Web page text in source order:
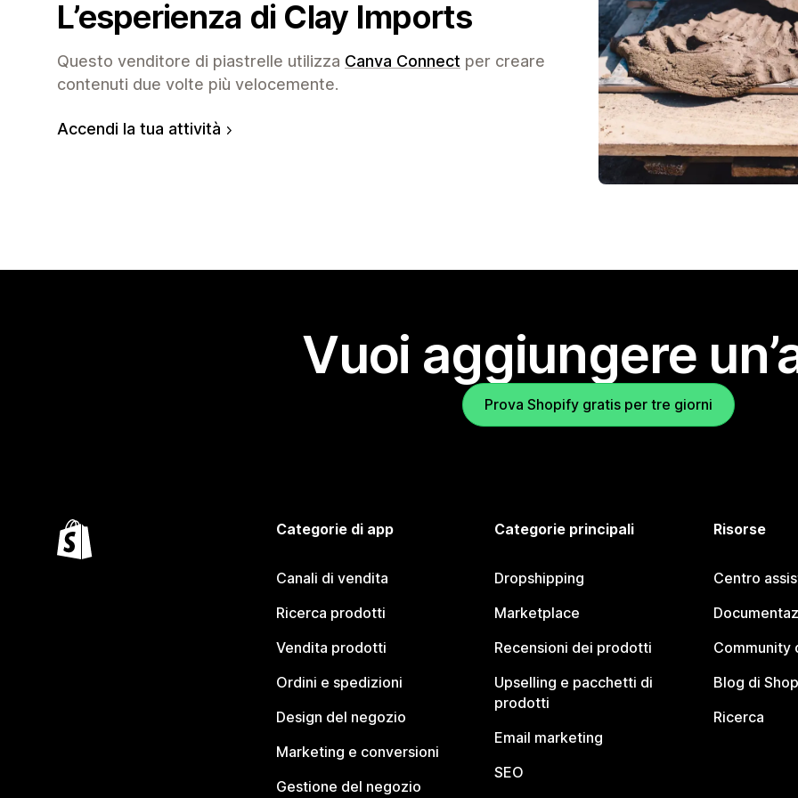
L’esperienza di Clay Imports
Questo venditore di piastrelle utilizza Canva Connect per creare
contenuti due volte più velocemente.
Accendi la tua attività
Vuoi aggiungere
Prova Shopify gratis per tre giorni
Categorie di app
Canali di vendita
Ricerca prodotti
Vendita prodotti
Ordini e spedizioni
Design del negozio
Marketing e conversioni
Gestione del negozio
Categorie principali
Dropshipping
Marketplace
Recensioni dei prodotti
Upselling e pacchetti di
prodotti
Email marketing
SEO
Risorse
Centro
Community
Blog di
Ricerca